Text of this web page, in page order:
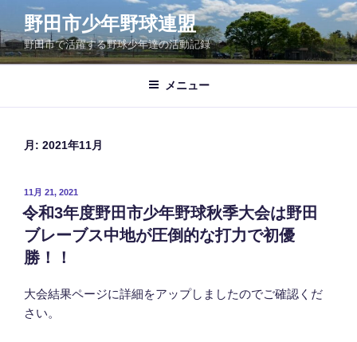
ン
テ
ン
へ
野田市少年野球連盟
野田市で活躍する野球少年達の活動記録
メニュー
月: 2021年11月
投
稿
日:
11月 21, 2021
令和3年度野田市少年野球秋季大会は野田
ブレーブス中地が圧倒的な打力で初優
勝！！
大会結果ページに詳細をアップしましたのでご確認くだ
さい。